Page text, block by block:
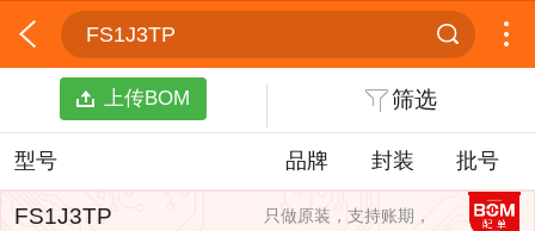
FS1J3TP
上传BOM 筛选
型号 品牌 封装 批号
FS1J3TP
只做原装，支持账期，